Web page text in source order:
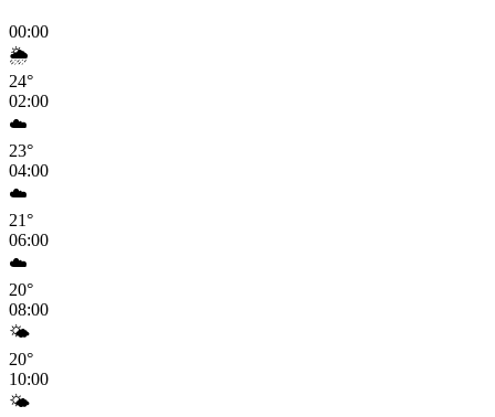
00:00
🌦️
24°
02:00
☁️
23°
04:00
☁️
21°
06:00
☁️
20°
08:00
🌤️
20°
10:00
🌤️